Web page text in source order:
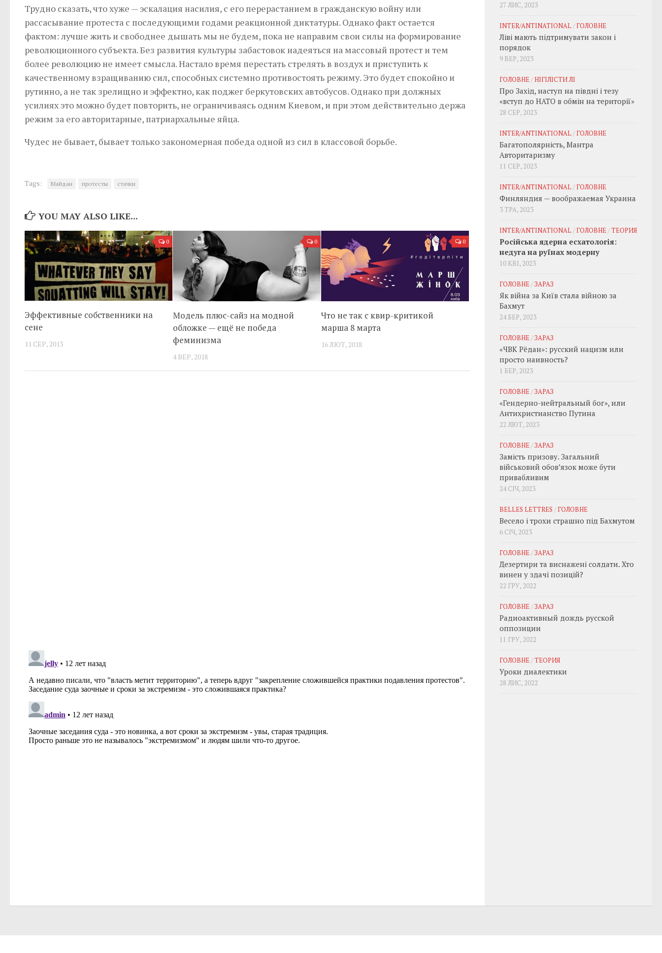
Трудно сказать, что хуже — эскалация насилия, с его перерастанием в гражданскую войну или
рассасывание протеста с последующими годами реакционной диктатуры. Однако факт остается
фактом: лучше жить и свободнее дышать мы не будем, пока не направим свои силы на формирование
революционного субъекта. Без развития культуры забастовок надеяться на массовый протест и тем
более революцию не имеет смысла. Настало время перестать стрелять в воздух и приступить к
качественному взращиванию сил, способных системно противостоять режиму. Это будет спокойно и
рутинно, а не так зрелищно и эффектно, как поджег беркутовских автобусов. Однако при должных
усилиях это можно будет повторить, не ограничиваясь одним Киевом, и при этом действительно держа
режим за его авторитарные, патриархальные яйца.
Чудес не бывает, бывает только закономерная победа одной из сил в классовой борьбе.
Tags: Майдан протесты стачки
YOU MAY ALSO LIKE...
0
Эффективные собственники на
сене
11 СЕР, 2013
0
Модель плюс-сайз на модной
обложке — ещё не победа
феминизма
4 ВЕР, 2018
0
Что не так с квир-критикой
марша 8 марта
16 ЛЮТ, 2018
27 ЛИС, 2023
INTER/ANTINATIONAL/ГОЛОВНЕ
Ліві мають підтримувати закон і
порядок
9 ВЕР, 2023
ГОЛОВНЕ/НІГІЛІСТИ ЛІ
Про Захід, наступ на півдні і тезу
«вступ до НАТО в обмін на території»
28 СЕР, 2023
INTER/ANTINATIONAL/ГОЛОВНЕ
Багатополярність, Мантра
Авторитаризму
11 СЕР, 2023
INTER/ANTINATIONAL/ГОЛОВНЕ
Финляндия — воображаемая Украина
3 ТРА, 2023
INTER/ANTINATIONAL/ГОЛОВНЕ/ТЕОРИЯ
Російська ядерна есхатологія:
недуга на руїнах модерну
10 КВІ, 2023
ГОЛОВНЕ/ЗАРАЗ
Як війна за Київ стала війною за
Бахмут
24 БЕР, 2023
ГОЛОВНЕ/ЗАРАЗ
«ЧВК Рёдан»: русский нацизм или
просто наивность?
1 БЕР, 2023
ГОЛОВНЕ/ЗАРАЗ
«Гендерно-нейтральный бог», или
Антихристианство Путина
22 ЛЮТ, 2023
ГОЛОВНЕ/ЗАРАЗ
Замість призову. Загальний
військовий обовʼязок може бути
привабливим
24 СІЧ, 2023
BELLES LETTRES /ГОЛОВНЕ
Весело і трохи страшно під Бахмутом
6 СІЧ, 2023
ГОЛОВНЕ/ЗАРАЗ
Дезертири та виснажені солдати. Хто
винен у здачі позицій?
22 ГРУ, 2022
ГОЛОВНЕ/ЗАРАЗ
Радиоактивный дождь русской
оппозиции
11 ГРУ, 2022
ГОЛОВНЕ/ТЕОРИЯ
Уроки диалектики
28 ЛИС, 2022